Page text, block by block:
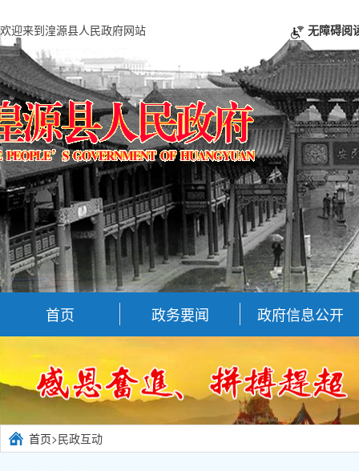
欢迎来到湟源县人民政府网站 无障碍
首页 政务要闻 政府信息公开
首页>民政互动